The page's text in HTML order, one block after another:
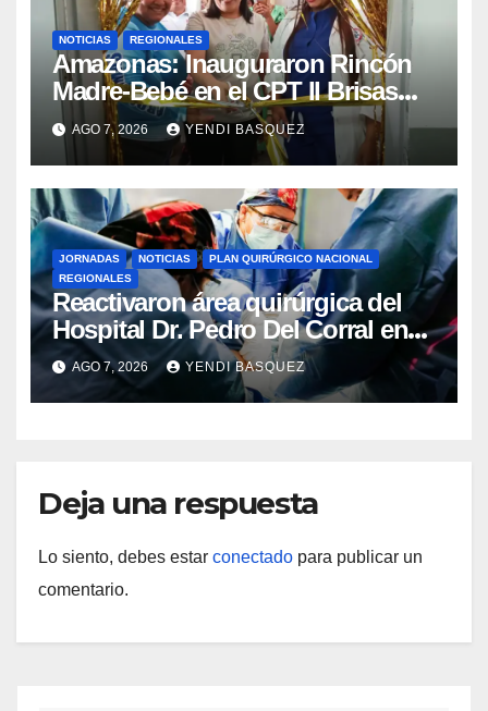
NOTICIAS REGIONALES
​Amazonas: Inauguraron Rincón
Madre-Bebé en el CPT II Brisas
del Aeropuerto ​Inauguraron
Rincón
AGO 7, 2026 YENDI BASQUEZ
JORNADAS NOTICIAS
PLAN QUIRÚRGICO NACIONAL
REGIONALES
Reactivaron área quirúrgica del
Hospital Dr. Pedro Del Corral en
Guárico
AGO 7, 2026 YENDI BASQUEZ
Deja una respuesta
Lo siento, debes estar conectado para publicar un
comentario.